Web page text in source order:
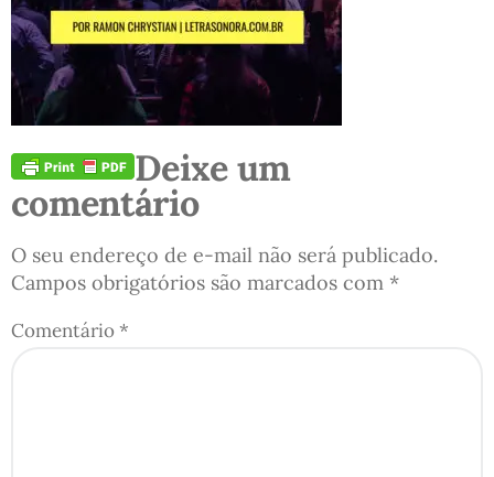
Deixe um
comentário
O seu endereço de e-mail não será publicado.
Campos obrigatórios são marcados com *
Comentário*